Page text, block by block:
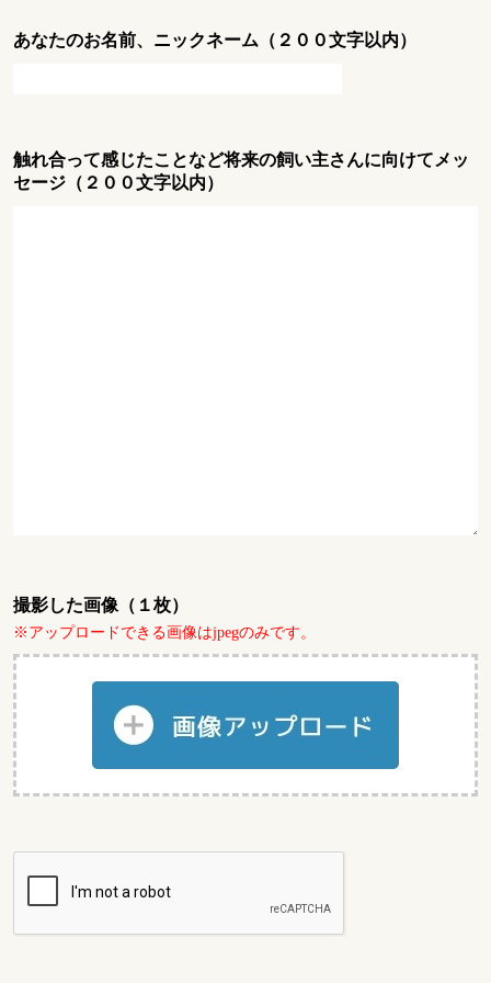
あなたのお名前、ニックネーム（２００文字以内）
触れ合って感じたことなど将来の飼い主さんに向けてメッ
セージ（２００文字以内）
撮影した画像（１枚）
※アップロードできる画像はjpegのみです。